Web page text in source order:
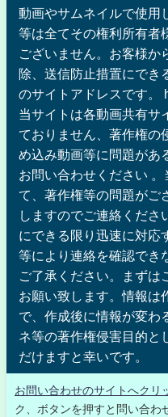
動画やサムネイルで使用
等は全てその権利所有者
ございません。お客様か
除、送信防止措置にでき
のサイトアドレスです。
当サイトは各動画共有サ
ておりません、著作権の
め込み動画等に問題があ
お問い合わせください
て、著作権等の問題がご
しますのでご連絡くださ
にできる限り迅速に対応
等により連絡を確認でき
ご了承ください。まずは
お願い致します。情報は
で、作成後に情報が変わ
ネ等の著作権侵害目的と
だけますと幸いです。
お問い合わせのサイトへクリ
ク、ボタンを押すと問い合わ